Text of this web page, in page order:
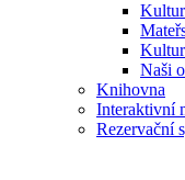
Naši
Knihovna
Interaktivní
Rezervační